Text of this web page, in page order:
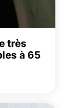
très
à 65